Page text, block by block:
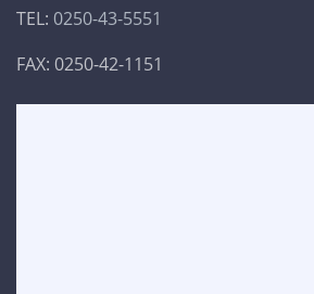
TEL: 0250-43-5551
FAX: 0250-42-1151